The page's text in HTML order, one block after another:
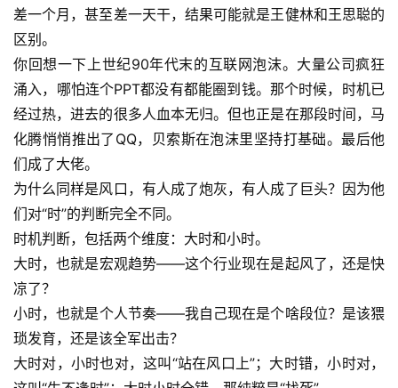
差一个月，甚至差一天干，结果可能就是王健林和王思聪的
区别。
你回想一下上世纪90年代末的互联网泡沫。大量公司疯狂
涌入，哪怕连个PPT都没有都能圈到钱。那个时候，时机已
经过热，进去的很多人血本无归。但也正是在那段时间，马
化腾悄悄推出了QQ，贝索斯在泡沫里坚持打基础。最后他
们成了大佬。
为什么同样是风口，有人成了炮灰，有人成了巨头？因为他
们对“时”的判断完全不同。
时机判断，包括两个维度：大时和小时。
大时，也就是宏观趋势——这个行业现在是起风了，还是快
凉了？
小时，也就是个人节奏——我自己现在是个啥段位？是该猥
琐发育，还是该全军出击？
大时对，小时也对，这叫“站在风口上”；大时错，小时对，